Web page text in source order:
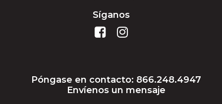
Síganos
Póngase en contacto: 866.248.4947
Envíenos un mensaje